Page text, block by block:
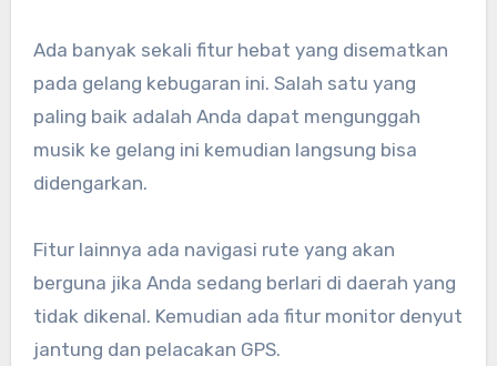
Ada banyak sekali fitur hebat yang disematkan
pada gelang kebugaran ini. Salah satu yang
paling baik adalah Anda dapat mengunggah
musik ke gelang ini kemudian langsung bisa
didengarkan.
Fitur lainnya ada navigasi rute yang akan
berguna jika Anda sedang berlari di daerah yang
tidak dikenal. Kemudian ada fitur monitor denyut
jantung dan pelacakan GPS.